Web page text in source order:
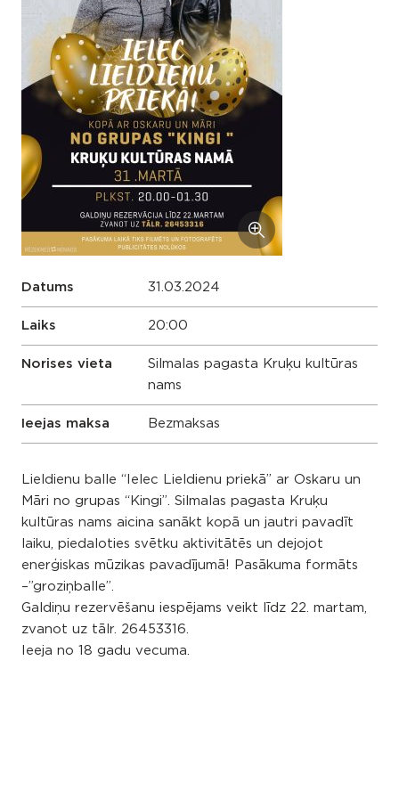
Datums 31.03.2024
Laiks 20:00
Norises vieta
Silmalas pagasta Kruķu kultūras
nams
Ieejas maksa Bezmaksas
Lieldienu balle “Ielec Lieldienu priekā” ar Oskaru un
Māri no grupas “Kingi”. Silmalas pagasta Kruķu
kultūras nams aicina sanākt kopā un jautri pavadīt
laiku, piedaloties svētku aktivitātēs un dejojot
enerģiskas mūzikas pavadījumā! Pasākuma formāts
–”groziņballe”.
Galdiņu rezervēšanu iespējams veikt līdz 22. martam,
zvanot uz tālr. 26453316.
Ieeja no 18 gadu vecuma.